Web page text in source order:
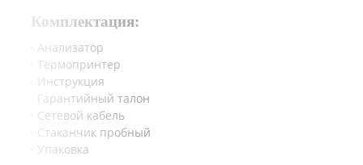
Комплектация:
· Анализатор
· Термопринтер
· Инструкция
· Гарантийный талон
· Сетевой кабель
· Стаканчик пробный
· Упаковка